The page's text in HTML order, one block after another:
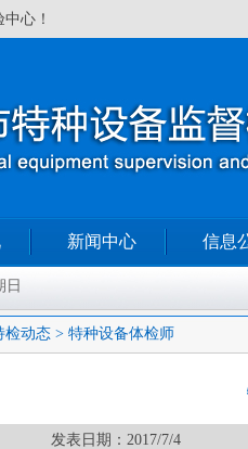
心！
新闻中心 信息
日
检动态 > 特种设备体检师
发表日期：2017/7/4